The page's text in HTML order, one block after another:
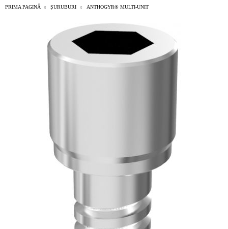
PRIMA PAGINĂ ȘURUBURI ANTHOGYR® MULTI-UNIT